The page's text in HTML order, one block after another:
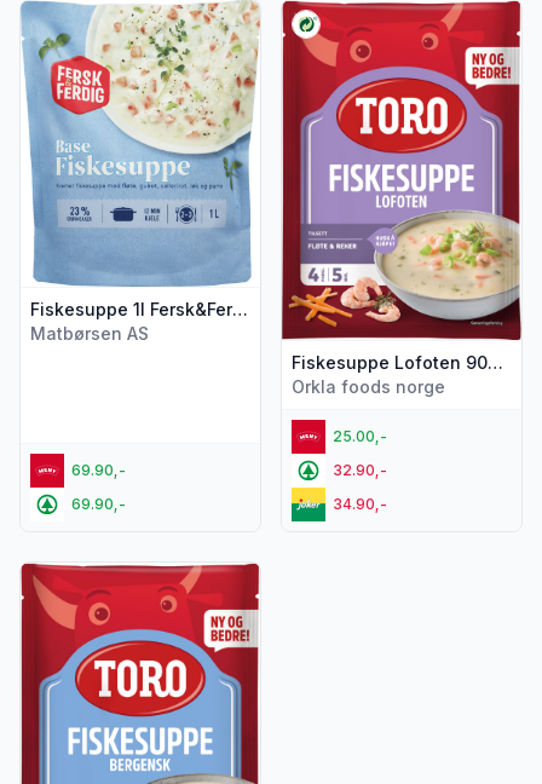
Fiskesuppe 1l Fersk&Ferdig
Matbørsen AS
69.90,-
69.90,-
Vis flere detaljer for produktet "Fiskesuppe 1l Fersk&Ferdig"
Fiskesuppe Lofoten 90g Toro
Orkla foods norge
25.00,-
32.90,-
34.90,-
Vis flere detaljer for
Vis flere detaljer for produktet "Fiskesuppe Bergensk 85g